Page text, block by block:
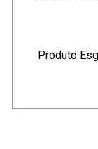
Produto